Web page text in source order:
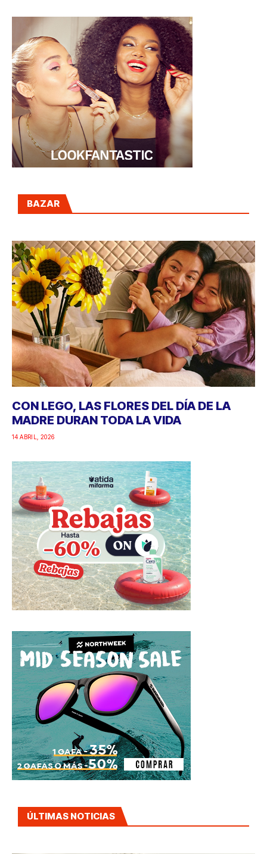
BAZAR
CON LEGO, LAS FLORES DEL DÍA DE LA
MADRE DURAN TODA LA VIDA
14 ABRIL, 2026
ÚLTIMAS NOTICIAS